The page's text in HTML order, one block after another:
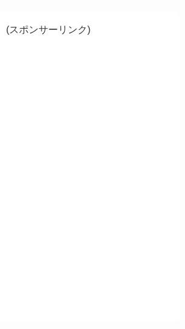
(スポンサーリンク)